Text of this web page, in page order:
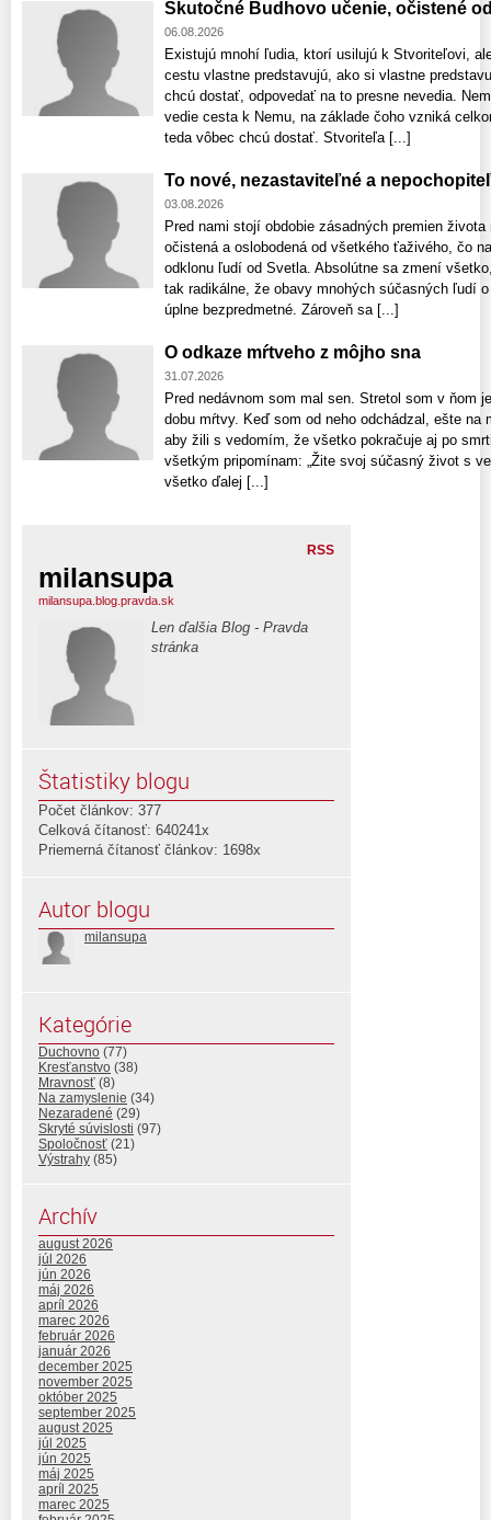
Skutočné Budhovo učenie, očistené
06.08.2026
Existujú mnohí ľudia, ktorí usilujú k Stvoriteľovi,
cestu vlastne predstavujú, ako si vlastne
chcú dostať, odpovedať na to presne nevedia.
vedie cesta k Nemu, na základe čoho vzniká
teda vôbec chcú dostať. Stvoriteľa [...]
To nové, nezastaviteľné a
03.08.2026
Pred nami stojí obdobie zásadných premien
očistená a oslobodená od všetkého ťaživého, čo
odklonu ľudí od Svetla. Absolútne sa zmení
tak radikálne, že obavy mnohých súčasných ľudí
úplne bezpredmetné. Zároveň sa [...]
O odkaze mŕtveho z môjho sna
31.07.2026
Pred nedávnom som mal sen. Stretol som v ňom
dobu mŕtvy. Keď som od neho odchádzal, ešte na
aby žili s vedomím, že všetko pokračuje aj po
všetkým pripomínam: „Žite svoj súčasný život s
všetko ďalej [...]
RSS
milansupa
milansupa.blog.pravda.sk
Len ďalšia Blog - Pravda
stránka
Štatistiky blogu
Počet článkov: 377
Celková čítanosť: 640241x
Priemerná čítanosť článkov: 1698x
Autor blogu
milansupa
Kategórie
Duchovno (77)
Kresťanstvo (38)
Mravnosť (8)
Na zamyslenie (34)
Nezaradené (29)
Skryté súvislosti (97)
Spoločnosť (21)
Výstrahy (85)
Archív
august 2026
júl 2026
jún 2026
máj 2026
apríl 2026
marec 2026
február 2026
január 2026
december 2025
november 2025
október 2025
september 2025
august 2025
júl 2025
jún 2025
máj 2025
apríl 2025
marec 2025